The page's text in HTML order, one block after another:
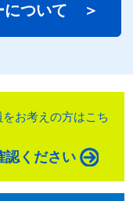
について ＞
お考えの方はこち
認ください